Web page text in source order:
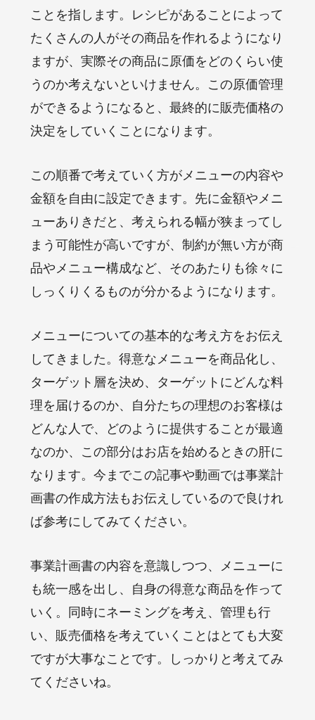
ことを指します。レシピがあることによって
たくさんの人がその商品を作れるようになり
ますが、実際その商品に原価をどのくらい使
うのか考えないといけません。この原価管理
ができるようになると、最終的に販売価格の
決定をしていくことになります。
この順番で考えていく方がメニューの内容や
金額を自由に設定できます。先に金額やメニ
ューありきだと、考えられる幅が狭まってし
まう可能性が高いですが、制約が無い方が商
品やメニュー構成など、そのあたりも徐々に
しっくりくるものが分かるようになります。
メニューについての基本的な考え方をお伝え
してきました。得意なメニューを商品化し、
ターゲット層を決め、ターゲットにどんな料
理を届けるのか、自分たちの理想のお客様は
どんな人で、どのように提供することが最適
なのか、この部分はお店を始めるときの肝に
なります。今までこの記事や動画では事業計
画書の作成方法もお伝えしているので良けれ
ば参考にしてみてください。
事業計画書の内容を意識しつつ、メニューに
も統一感を出し、自身の得意な商品を作って
いく。同時にネーミングを考え、管理も行
い、販売価格を考えていくことはとても大変
ですが大事なことです。しっかりと考えてみ
てくださいね。